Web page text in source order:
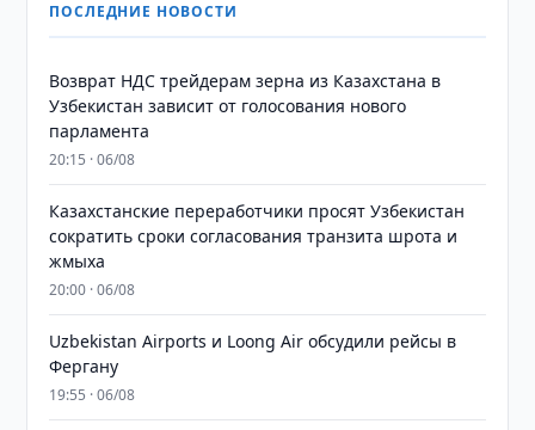
ПОСЛЕДНИЕ НОВОСТИ
Возврат НДС трейдерам зерна из Казахстана в
Узбекистан зависит от голосования нового
парламента
20:15 · 06/08
Казахстанские переработчики просят Узбекистан
сократить сроки согласования транзита шрота и
жмыха
20:00 · 06/08
Uzbekistan Airports и Loong Air обсудили рейсы в
Фергану
19:55 · 06/08